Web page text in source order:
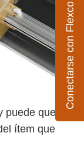
Conectarse con Flexco
puede que no
ítem que